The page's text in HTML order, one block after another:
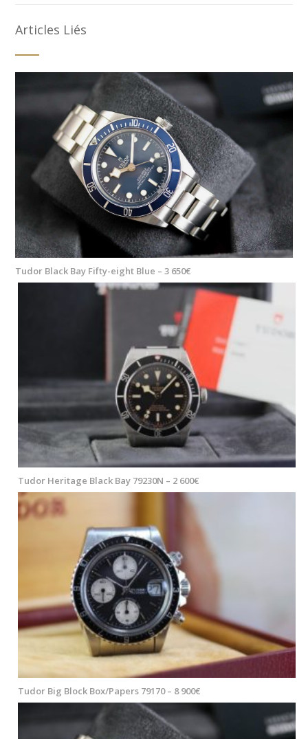
Articles Liés
Tudor Black Bay Fifty-eight Blue – 3 650€
Tudor Heritage Black Bay 79230N – 2 600€
Tudor Big Block Box/Papers 79170 – 8 900€